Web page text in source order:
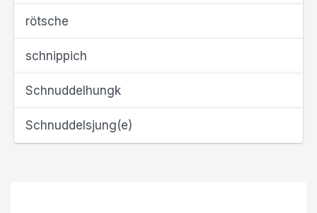
rötsche
schnippich
Schnuddelhungk
Schnuddelsjung(e)